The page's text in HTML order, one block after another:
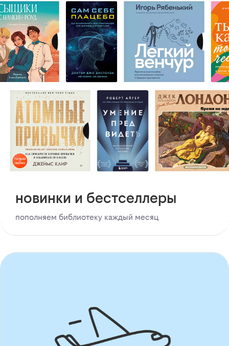
новинки и бестселлеры
пополняем библиотеку каждый месяц